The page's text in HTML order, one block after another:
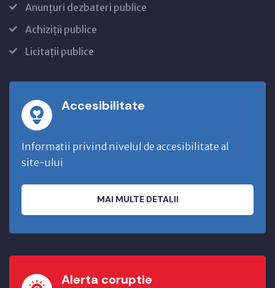
Anunțuri dezbateri publice
Achiziții publice
Licitații publice
Accesibilitate
Informatii privind nivelul de accesibilitate al
site-ului
MAI MULTE DETALII
Alerta coruptie